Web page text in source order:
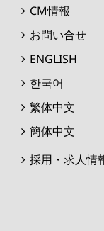
CM情報
お問い合せ
ENGLISH
한국어
繁体中文
簡体中文
採用・求人情